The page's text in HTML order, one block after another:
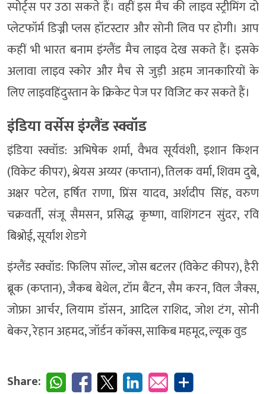
स्पोर्ट्स पर उठा सकते हैं। वहीं इस मैच की लाइव स्ट्रीमिंग दो
प्लेटफॉर्म डिज्नी प्लस हॉटस्टार और सोनी लिव पर होगी। आप
कहीं भी भारत बनाम इंग्लैंड मैच लाइव देख सकते हैं। इसके
अलावा लाइव स्कोर और मैच से जुड़ी अहम जानकारियों के
लिए लाइवहिंदुस्तान के क्रिकेट पेज पर विजिट कर सकते हैं।
इंडिया वर्सेस इंग्लैंड स्क्वॉड
इंडिया स्क्वॉड: अभिषेक शर्मा, वैभव सूर्यवंशी, इशान किशन
(विकेट कीपर), श्रेयस अय्यर (कप्तान), तिलक वर्मा, शिवम दुबे,
अक्षर पटेल, हर्षित राणा, प्रिंस यादव, अर्शदीप सिंह, वरुण
चक्रवर्ती, संजू सैमसन, प्रसिद्ध कृष्णा, वाशिंगटन सुंदर, रवि
बिश्नोई, सूर्यांश शेडगे
इंग्लैंड स्क्वॉड: फिलिप सॉल्ट, जोस बटलर (विकेट कीपर), हैरी
ब्रूक (कप्तान), जैकब बेथेल, टॉम बैंटन, सैम करन, विल जैक्स,
जोफ्रा आर्चर, लियाम डॉसन, आदिल राशिद, जोश टंग, सोनी
बेकर, रेहान अहमद, जॉर्डन कॉक्स, साकिब महमूद, ल्यूक वुड
Share: